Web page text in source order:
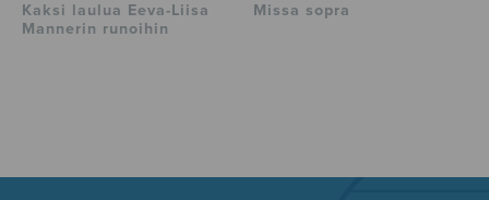
Kaksi laulua Eeva-Liisa
Mannerin runoihin
Missa sopra